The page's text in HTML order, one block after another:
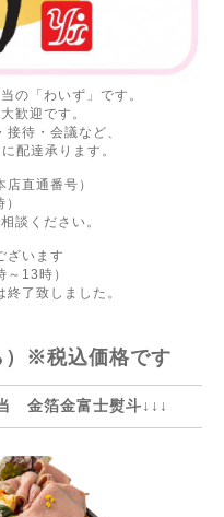
の「わいず」です。
歓迎です。
待・会議など、
配達承ります。
直通番号）
談ください。
ざいます
～13時）
了致しました。
）※税込価格です
金箔金富士熨斗↓↓↓